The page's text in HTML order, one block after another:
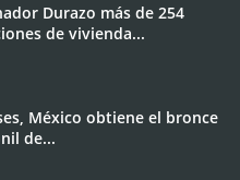
Durazo más de 254
de vivienda...
México obtiene el bronce
de...